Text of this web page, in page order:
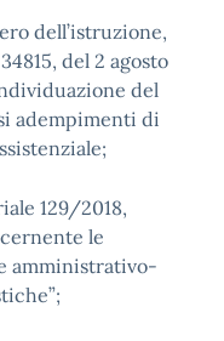
dell’istruzione,
del 2 agosto
del
adempimenti di
129/2018,
le
amministrativo-